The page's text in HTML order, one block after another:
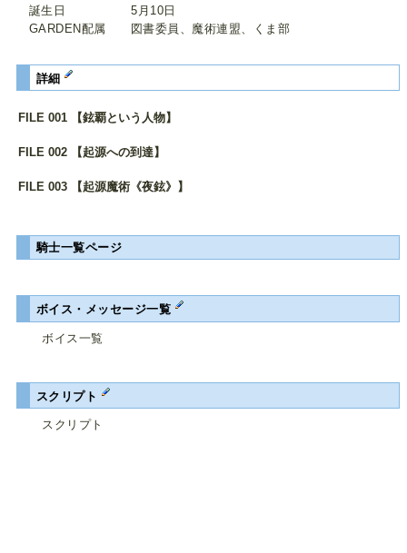
誕生日 5月10日
GARDEN配属 図書委員、魔術連盟、くま部
詳細
FILE 001 【鉉覇という人物】
FILE 002 【起源への到達】
FILE 003 【起源魔術《夜鉉》】
騎士一覧ページ
ボイス・メッセージ一覧
ボイス一覧
スクリプト
スクリプト